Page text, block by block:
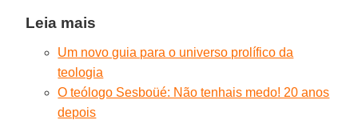
Leia mais
Um novo guia para o universo prolífico da
teologia
O teólogo Sesboüé: Não tenhais medo! 20 anos
depois